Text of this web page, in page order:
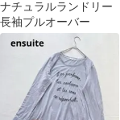
ナチュラルランドリー
長袖プルオーバー